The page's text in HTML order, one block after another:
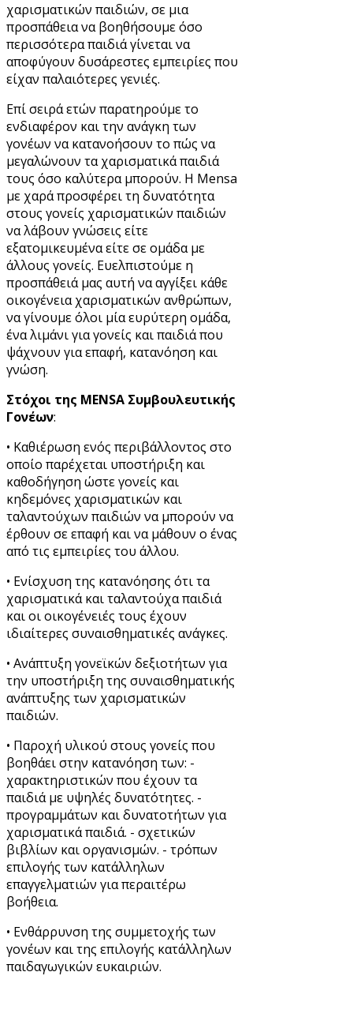
χαρισματικών παιδιών, σε μια
προσπάθεια να βοηθήσουμε όσο
περισσότερα παιδιά γίνεται να
αποφύγουν δυσάρεστες εμπειρίες που
είχαν παλαιότερες γενιές.
Επί σειρά ετών παρατηρούμε το
ενδιαφέρον και την ανάγκη των
γονέων να κατανοήσουν το πώς να
μεγαλώνουν τα χαρισματικά παιδιά
τους όσο καλύτερα μπορούν. Η Mensa
με χαρά προσφέρει τη δυνατότητα
στους γονείς χαρισματικών παιδιών
να λάβουν γνώσεις είτε
εξατομικευμένα είτε σε ομάδα με
άλλους γονείς. Ευελπιστούμε η
προσπάθειά μας αυτή να αγγίξει κάθε
οικογένεια χαρισματικών ανθρώπων,
να γίνουμε όλοι μία ευρύτερη ομάδα,
ένα λιμάνι για γονείς και παιδιά που
ψάχνουν για επαφή, κατανόηση και
γνώση.
Στόχοι της MENSA Συμβουλευτικής
Γονέων:
• Καθιέρωση ενός περιβάλλοντος στο
οποίο παρέχεται υποστήριξη και
καθοδήγηση ώστε γονείς και
κηδεμόνες χαρισματικών και
ταλαντούχων παιδιών να μπορούν να
έρθουν σε επαφή και να μάθουν ο ένας
από τις εμπειρίες του άλλου.
• Ενίσχυση της κατανόησης ότι τα
χαρισματικά και ταλαντούχα παιδιά
και οι οικογένειές τους έχουν
ιδιαίτερες συναισθηματικές ανάγκες.
• Ανάπτυξη γονεϊκών δεξιοτήτων για
την υποστήριξη της συναισθηματικής
ανάπτυξης των χαρισματικών
παιδιών.
• Παροχή υλικού στους γονείς που
βοηθάει στην κατανόηση των: -
χαρακτηριστικών που έχουν τα
παιδιά με υψηλές δυνατότητες. -
προγραμμάτων και δυνατοτήτων για
χαρισματικά παιδιά. - σχετικών
βιβλίων και οργανισμών. - τρόπων
επιλογής των κατάλληλων
επαγγελματιών για περαιτέρω
βοήθεια.
• Ενθάρρυνση της συμμετοχής των
γονέων και της επιλογής κατάλληλων
παιδαγωγικών ευκαιριών.